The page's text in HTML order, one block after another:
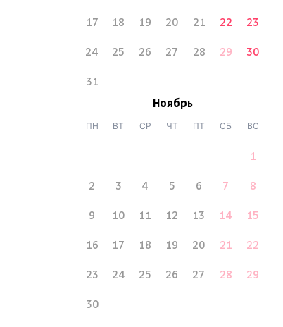
17 18 19 20 21 22 23
24 25 26 27 28 29 30
31
Ноябрь
ПН ВТ СР ЧТ ПТ СБ ВС
1
2 3 4 5 6 7 8
9 10 11 12 13 14 15
16 17 18 19 20 21 22
23 24 25 26 27 28 29
30